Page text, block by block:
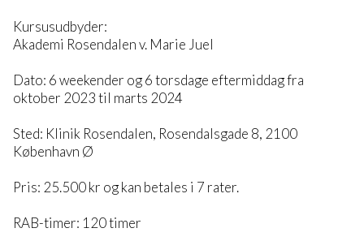
Kursusudbyder:
Akademi Rosendalen v. Marie Juel
Dato: 6 weekender og 6 torsdage eftermiddag fra
oktober 2023 til marts 2024
Sted: Klinik Rosendalen, Rosendalsgade 8, 2100
København Ø
Pris: 25.500 kr og kan betales i 7 rater.
RAB-timer: 120 timer